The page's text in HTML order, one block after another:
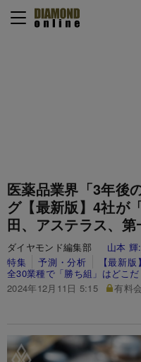
医薬品業界「3年後
グ【最新版】4社が
田、アステラス、第
ダイヤモンド編集部 山本 輝:
特集
予測・分析
【最新
全30業種で「勝ち組」はどこだ
2024年12月11日 5:15
有料